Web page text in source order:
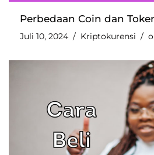
Perbedaan Coin dan
Juli 10, 2024 Kriptokurensi